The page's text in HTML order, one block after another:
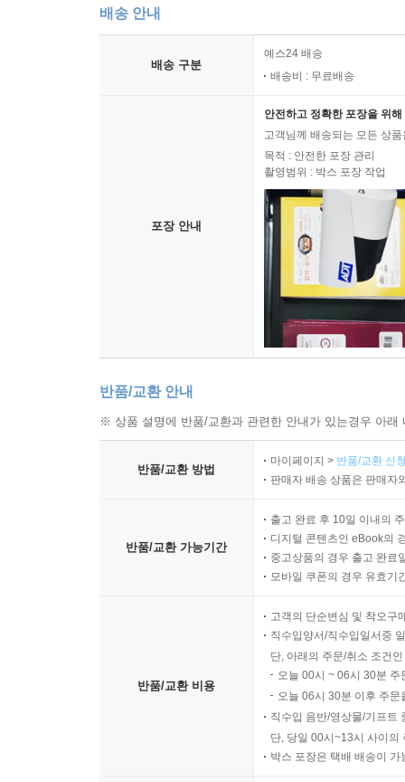
배송 안내
배송 구분
예스24 배송
배송비 : 무료배송
포장 안내
안전하고 정확한 포장을 위
고객님께 배송되는 모든 상
목적 : 안전한 포장 관리
촬영범위 : 박스 포장 작업
반품/교환 안내
※ 상품 설명에 반품/교환과 관련한 안내가 있는경우 아
반품/교환 방법
마이페이지 > 반품/교환 신
판매자 배송 상품은 판매자
반품/교환 가능기간
출고 완료 후 10일 이내의
디지털 콘텐츠인 eBook의
중고상품의 경우 출고 완료
모바일 쿠폰의 경우 유효기
반품/교환 비용
고객의 단순변심 및 착오구
직수입양서/직수입일서중
단, 아래의 주문/취소 조건
오늘 00시 ~ 06시 30분
오늘 06시 30분 이후 주
직수입 음반/영상물/기프트
단, 당일 00시~13시 사이의
박스 포장은 택배 배송이